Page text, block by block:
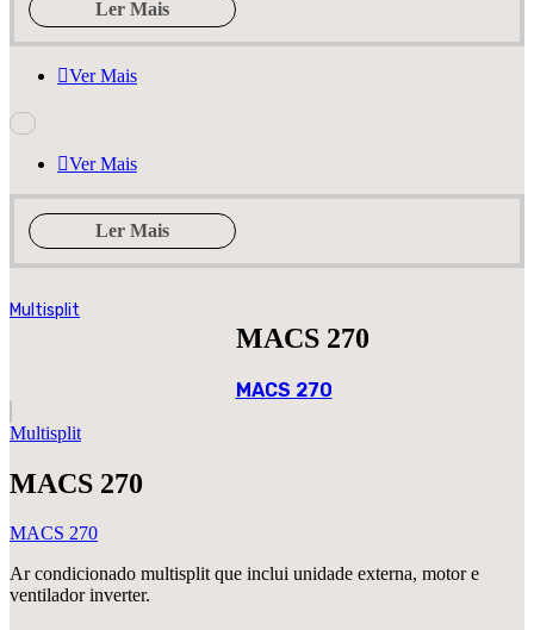
Ler Mais
Ver Mais
Ver Mais
Ler Mais
Multisplit
MACS 270
MACS 270
Multisplit
MACS 270
MACS 270
Ar condicionado multisplit que inclui unidade externa, motor e
ventilador inverter.